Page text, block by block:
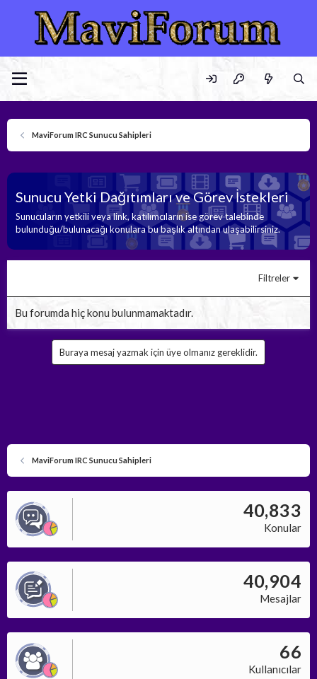
MaviForum IRC Sunucu Sahipleri
Sunucu Yetki Dağıtımları ve Görev İstekleri
Sunucuların yetkili veya link, katılımcıların ise görev talebinde
bulunduğu/bulunacağı konulara bu başlık altından ulaşabilirsiniz.
Filtreler
Bu forumda hiç konu bulunmamaktadır.
Buraya mesaj yazmak için üye olmanız gereklidir.
MaviForum IRC Sunucu Sahipleri
40,833
Konular
40,904
Mesajlar
66
Kullanıcılar